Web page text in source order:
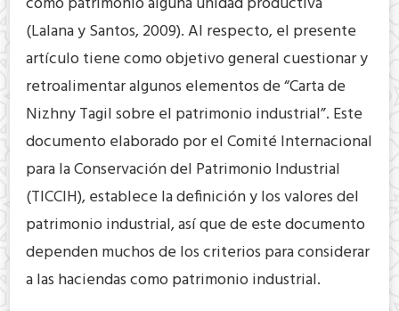
(Lalana y Santos, 2009). Al respecto, el presente
artículo tiene como objetivo general cuestionar y
retroalimentar algunos elementos de “Carta de
Nizhny Tagil sobre el patrimonio industrial”. Este
documento elaborado por el Comité Internacional
para la Conservación del Patrimonio Industrial
(TICCIH), establece la definición y los valores del
patrimonio industrial, así que de este documento
dependen muchos de los criterios para considerar
a las haciendas como patrimonio industrial.